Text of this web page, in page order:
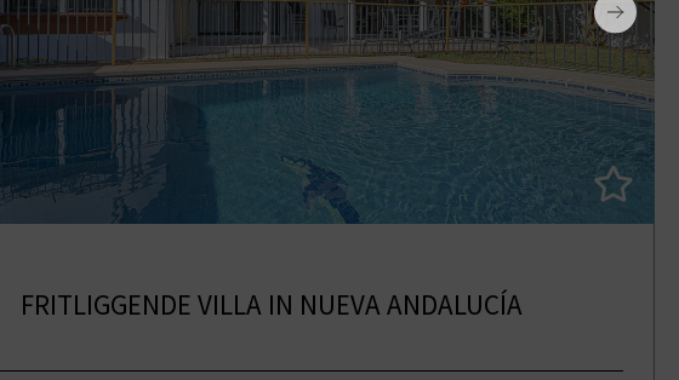
FRITLIGGENDE VILLA IN NUEVA ANDALUCÍA